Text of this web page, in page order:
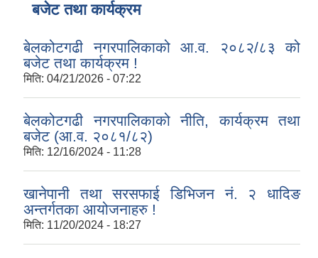
बजेट तथा कार्यक्रम
बेलकोटगढी नगरपालिकाको आ.व. २०८२/८३ को
बजेट तथा कार्यक्रम !
मिति: 04/21/2026 - 07:22
बेलकोटगढी नगरपालिकाको नीति, कार्यक्रम तथा
बजेट (आ.व. २०८१/८२)
मिति: 12/16/2024 - 11:28
खानेपानी तथा सरसफाई डिभिजन नं. २ धादिङ
अन्तर्गतका आयोजनाहरु !
मिति: 11/20/2024 - 18:27